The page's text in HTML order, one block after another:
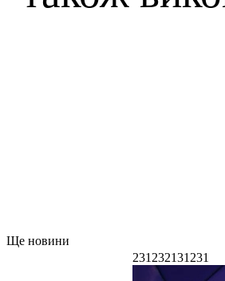
Ще новини
231232131231